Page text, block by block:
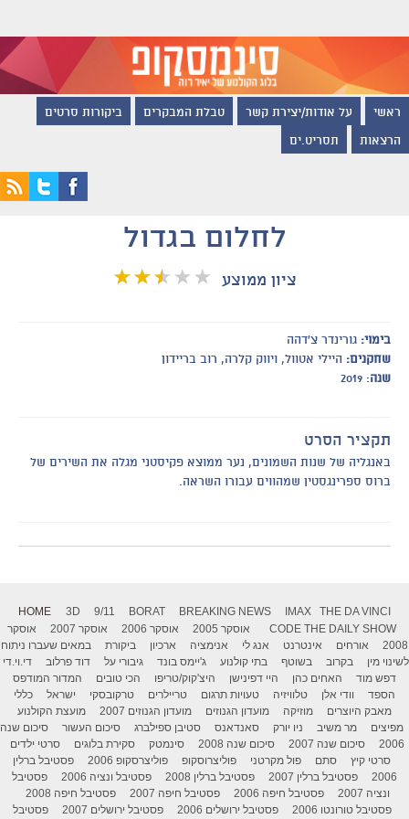
ראשי על אודות/יצירת קשר טבלת המבקרים ביקורות סרטים
הרצאות תסריט.ים
לחלום בגדול
ציון ממוצע
בימוי: גורינדר צ'דהה
שחקנים: היילי אטוול, ויווק קלרה, רוב בריידון
שנה: 2019
תקציר הסרט
באנגליה של שנות השמונים, נער ממוצא פקיסטני מגלה את השירים של
ברוס ספרינגסטין שמהווים עבורו השראה.
HOME 3D 9/11 BORAT BREAKING NEWS IMAX
THE DA VINCI
CODE THE DAILY SHOW אוסקר 2005 אוסקר 2006 אוסקר 2007
אוסקר
2008
אורחים אינטרנט אנג לי אנימציה ארכיון ביקורת
במאים שעברו ניתוח
לשינוי מין
בקרוב בשוטף בתי קולנוע ג'יימס בונד גיבורי על דוד פרלוב
די.וי.די
דפש מוד
האחים כהן היי דפינישן היצ'קוק/טריפו הכי טובים
המדור המודפס
הספד
וודי אלן טלוויזיה טעויות תרגום טריילרים טרקובסקי ישראל
כללי
מאבק היוצרים
מוזיקה מועדון הגנוזים מועדון הגנוזים 2007
מועצת הקולנוע
מפיצים
מר משיב ניו יורק סאנדאנס סטיבן ספילברג סיכום העשור
סיכום שנה
2006
סיכום שנה 2007 סיכום שנה 2008 סינמטק סקירת בלוגים
סרטי ילדים
סרטי קיץ
סתם פול מקרטני פוליצרוסקופ פוליצרסקופ 2006
פסטיבל ברלין
2006
פסטיבל ברלין 2007 פסטיבל ברלין 2008 פסטיבל ונציה 2006
פסטיבל
ונציה 2007
פסטיבל חיפה 2006 פסטיבל חיפה 2007
פסטיבל חיפה 2008
פסטיבל טורונטו 2006
פסטיבל ירושלים 2006 פסטיבל ירושלים 2007 פסטיבל